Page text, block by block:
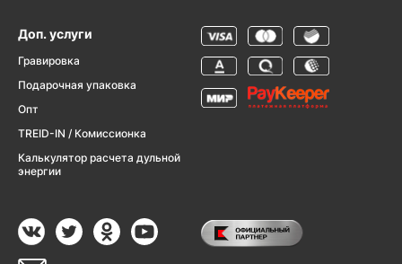
Доп. услуги
Гравировка
Подарочная упаковка
Опт
TREID-IN / Комиссионка
Калькулятор расчета дульной
энергии